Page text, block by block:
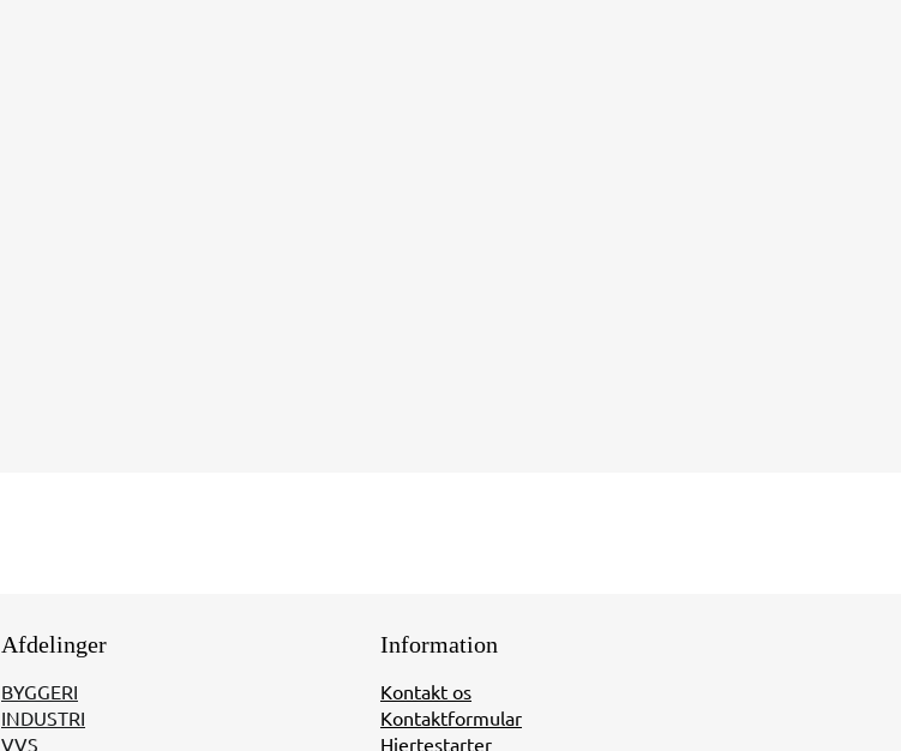
Afdelinger
BYGGERI
INDUSTRI
VVS
Information
Kontakt os
Kontaktformular
Hjertestarter